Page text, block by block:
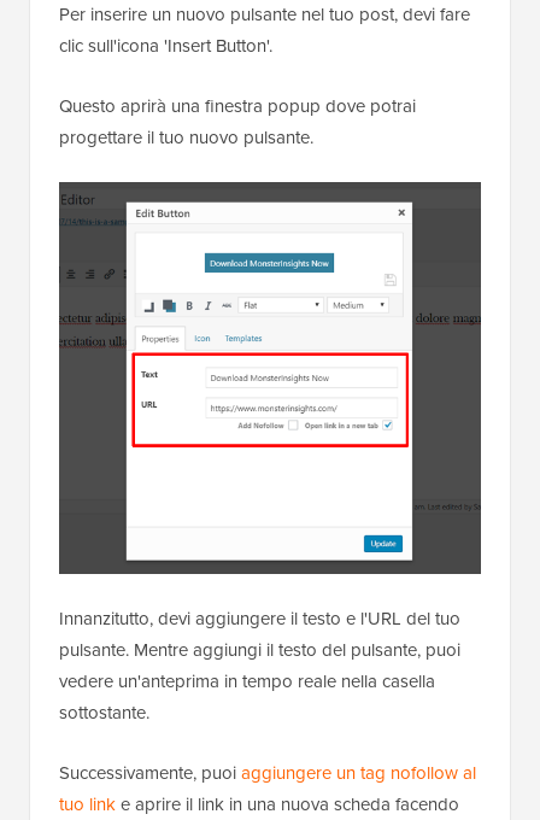
Per inserire un nuovo pulsante nel tuo post, devi fare
clic sull'icona 'Insert Button'.
Questo aprirà una finestra popup dove potrai
progettare il tuo nuovo pulsante.
Innanzitutto, devi aggiungere il testo e l'URL del tuo
pulsante. Mentre aggiungi il testo del pulsante, puoi
vedere un'anteprima in tempo reale nella casella
sottostante.
Successivamente, puoiaggiungere un tag nofollow al
tuo linke aprire il link in una nuova scheda facendo